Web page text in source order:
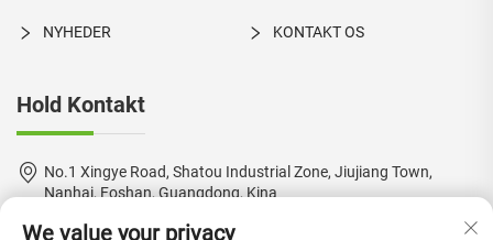
NYHEDER KONTAKT OS
Hold Kontakt
No.1 Xingye Road, Shatou Industrial Zone, Jiujiang Town,
Nanhai, Foshan, Guangdong, Kina
+86-18924550960
We value your privacy